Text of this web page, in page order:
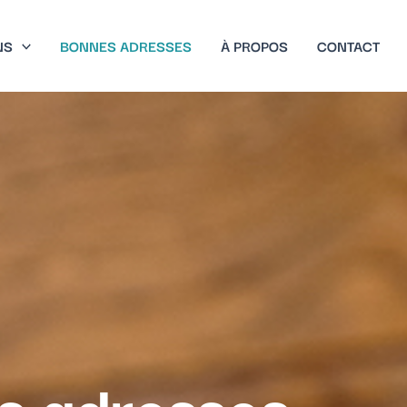
BONNES ADRESSES À PROPOS CONTACT